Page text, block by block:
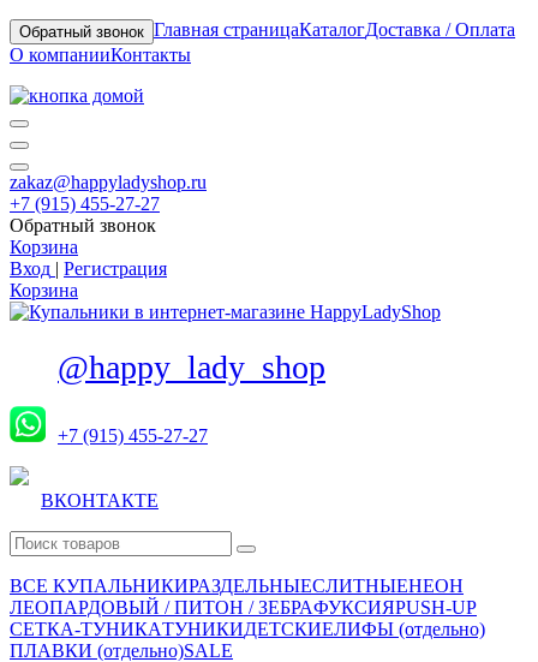
Обратный звонок Главная страницаКаталогДоставка / Оплата
О компанииКонтакты
zakaz@happyladyshop.ru
+7 (915) 455-27-27
Обратный звонок
Корзина
Вход | Регистрация
Корзина
@happy_lady_shop
+7 (915) 455-27-27
ВКОНТАКТЕ
ВСЕ КУПАЛЬНИКИРАЗДЕЛЬНЫЕСЛИТНЫЕНЕОН
ЛЕОПАРДОВЫЙ / ПИТОН / ЗЕБРАФУКСИЯPUSH-UP
СЕТКА-ТУНИКАТУНИКИДЕТСКИЕЛИФЫ (отдельно)
ПЛАВКИ (отдельно)SALE